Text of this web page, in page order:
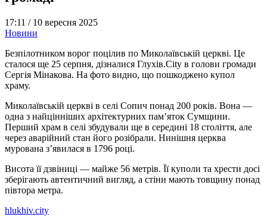
17:11 / 10 вересня 2025
Новини
Безпілотником ворог поцілив по Миколаївській церкві. Це
сталося ще 25 серпня, дізналися Глухів.City в голови громади
Сергія Мінакова. На фото видно, що пошкоджено купол
храму.
Миколаївській церкві в селі Сопич понад 200 років. Вона —
одна з найцінніших архітектурних пам’яток Сумщини.
Перший храм в селі збудували ще в середині 18 століття, але
через аварійний стан його розібрали. Нинішня церква
мурована з’явилася в 1796 році.
Висота її дзвіниці — майже 56 метрів. Її куполи та хрести досі
зберігають автентичний вигляд, а стіни мають товщину понад
півтора метра.
hlukhiv.city